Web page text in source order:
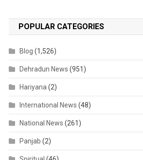
POPULAR CATEGORIES
Blog (1,526)
Dehradun News (951)
Hariyana (2)
International News (48)
National News (261)
Panjab (2)